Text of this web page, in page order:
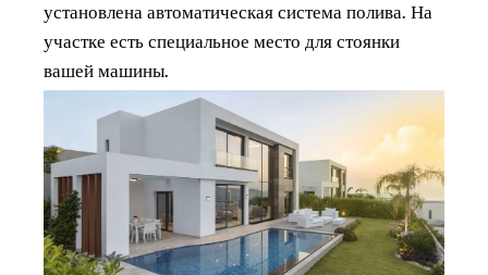
установлена автоматическая система полива. На
участке есть специальное место для стоянки
вашей машины.